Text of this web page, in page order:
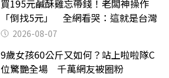
買195元鹹酥雞忘帶錢！老闆神操作
「倒找5元」 全網看哭：這就是台灣
2026-08-07
9歲女孩60公斤又如何？站上啦啦隊C
位驚艷全場 千萬網友被圈粉